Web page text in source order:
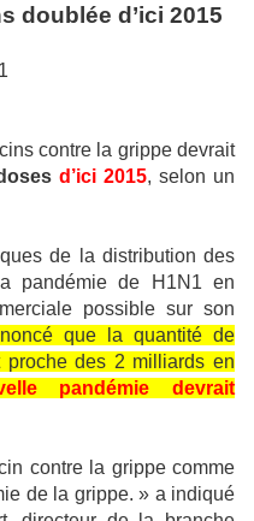
doublée d’ici 2015
contre la grippe devrait
d’ici 2015, selon un
de la distribution des
pandémie de H1N1 en
possible sur son
que la quantité de
des 2 milliards en
pandémie devrait
contre la grippe comme
de la grippe. » a indiqué